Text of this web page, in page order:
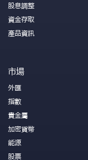
股息調整
資金存取
產品資訊
市場
外匯
指數
貴金屬
加密貨幣
能源
股票